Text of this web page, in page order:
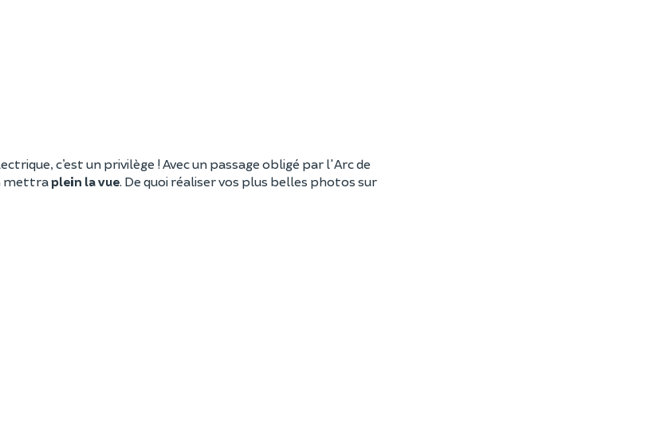
c’est un privilège ! Avec un passage obligé par l'Arc de
mettraplein la vue. De quoi réaliser vos plus belles photos sur